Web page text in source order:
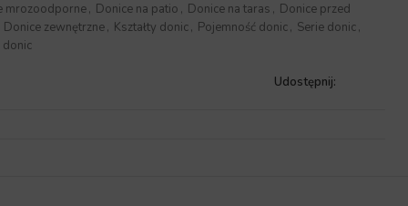
mrozoodporne, Donice na patio , Donice na taras , Donice przed
Donice zewnętrzne, Kształty donic , Pojemność donic , Serie donic ,
Udostępnij: